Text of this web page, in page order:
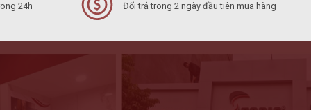
24h
Đổi trả trong 2 ngày đầu tiên mua hàng